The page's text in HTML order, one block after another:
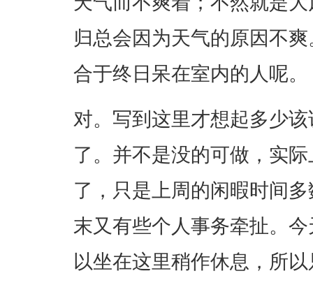
归总会因为天气的原因不
合于终日呆在室内的人呢。
对。写到这里才想起多少
了。并不是没的可做，实
了，只是上周的闲暇时间
末又有些个人事务牵扯。
以坐在这里稍作休息，所